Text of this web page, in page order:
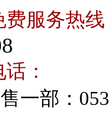
费服务热线
：
：0536-